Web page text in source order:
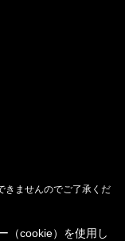
きませんのでご了承くだ
（cookie）を使用し